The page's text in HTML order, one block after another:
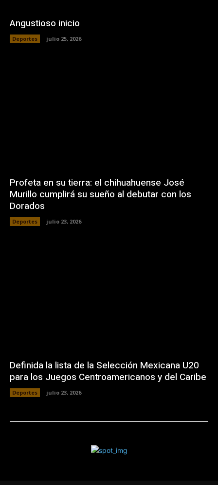
Angustioso inicio
Deportes julio 25, 2026
Profeta en su tierra: el chihuahuense José
Murillo cumplirá su sueño al debutar con los
Dorados
Deportes julio 23, 2026
Definida la lista de la Selección Mexicana U20
para los Juegos Centroamericanos y del Caribe
Deportes julio 23, 2026